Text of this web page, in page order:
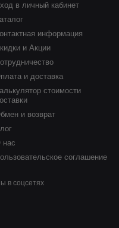
в личный кабинет
информация
и Акции
и доставка
стоимости
и возврат
нас
соглашение
в соцсетях